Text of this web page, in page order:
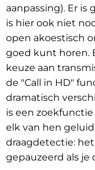
aanpassing). Er is
is hier ook niet
open akoestisch
goed kunt horen.
keuze aan
de "Call in HD"
dramatisch
is een
elk van hen
draagdetectie:
gepauzeerd als je